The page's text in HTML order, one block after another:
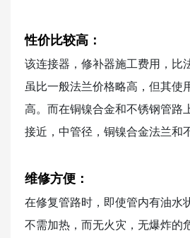
性价比较高：
该连接器，修补器施工费用，比
虽比一般法兰价格略高，但其使
高。而在铜镍合金和不锈钢管路
接近，中管径，铜镍合金法兰和
维修方便：
在修复管路时，即使管内有油水
不需加热，而无火灾，无爆炸的